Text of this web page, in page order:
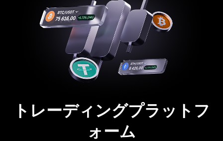
トレーディングプラットフ
ォーム